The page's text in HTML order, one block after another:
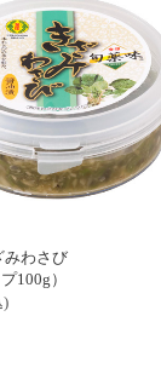
みわさび
100g）
)